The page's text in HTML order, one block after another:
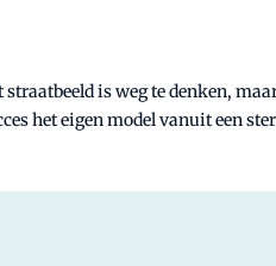
is weg te denken,
het eigen model vanuit een